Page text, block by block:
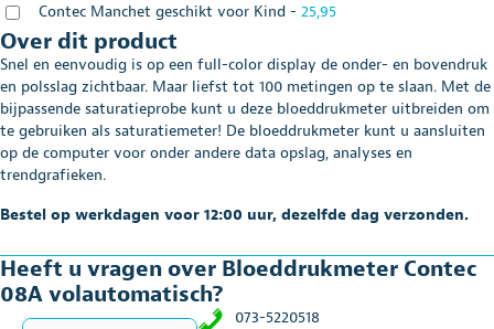
Contec Manchet geschikt voor Kind - 25,95
Over dit product
Snel en eenvoudig is op een full-color display de onder- en bovendruk
en polsslag zichtbaar. Maar liefst tot 100 metingen op te slaan. Met de
bijpassende saturatieprobe kunt u deze bloeddrukmeter uitbreiden om
te gebruiken als saturatiemeter! De bloeddrukmeter kunt u aansluiten
op de computer voor onder andere data opslag, analyses en
trendgrafieken.
Bestel op werkdagen voor 12:00 uur, dezelfde dag verzonden.
Heeft u vragen over Bloeddrukmeter Contec
08A volautomatisch?
073-5220518